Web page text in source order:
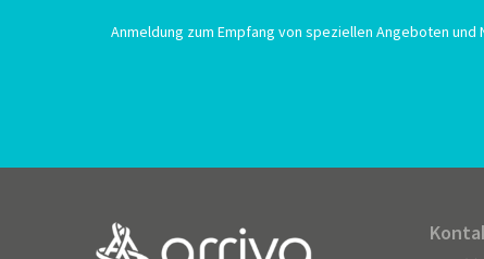
Anmeldung zum Empfang von speziellen Angeboten und